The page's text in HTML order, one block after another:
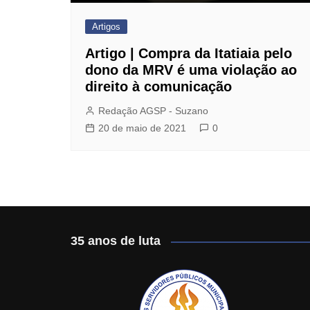
Jurídico
Mafisa Turismo
Mogidonto
New Saúde Leader
Óticas Carol
Artigos
Artigo | Compra da Itatiaia pelo
dono da MRV é uma violação ao
direito à comunicação
Redação AGSP - Suzano
20 de maio de 2021
0
35 anos de luta